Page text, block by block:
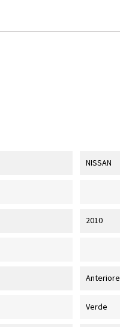
NISSAN
2010
Anteriore
Verde